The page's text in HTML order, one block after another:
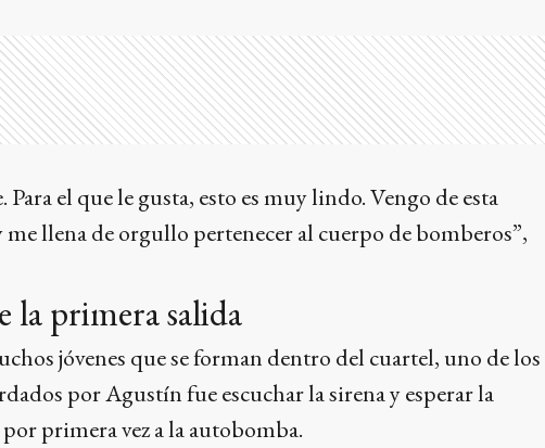
el que le gusta, esto es muy lindo. Vengo de esta
llena de orgullo pertenecer al cuerpo de bomberos”,
la primera salida
jóvenes que se forman dentro del cuartel, uno de los
por Agustín fue escuchar la sirena y esperar la
primera vez a la autobomba.